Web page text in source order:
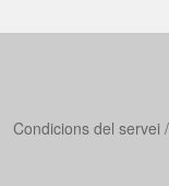
Condicions del servei